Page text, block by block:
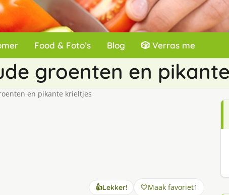
Food & Foto’s Blog 🎲 Verras me
groenten en
en pikante krieltjes
👍Lekker! Maak favoriet1